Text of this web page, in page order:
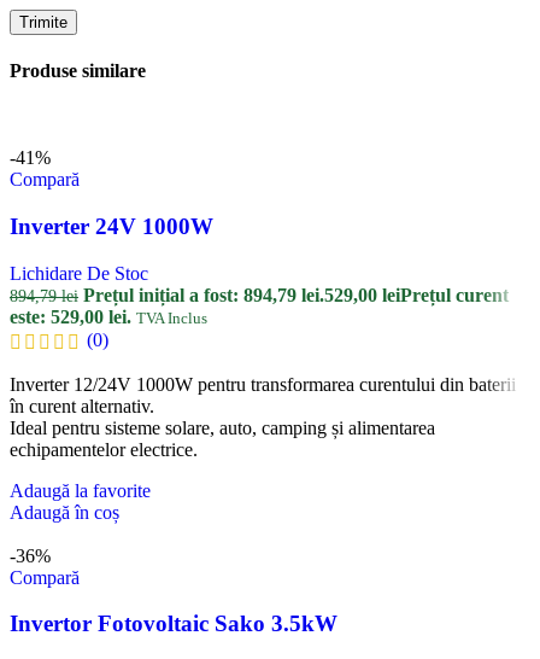
Produse similare
-41%
Compară
Inverter 24V 1000W
Lichidare De Stoc
894,79lei Prețul inițial a fost: 894,79 lei.529,00 leiPrețul curent
este: 529,00 lei. TVA Inclus
(0)
Inverter 12/24V 1000W pentru transformarea curentului din baterii
în curent alternativ.
Ideal pentru sisteme solare, auto, camping și alimentarea
echipamentelor electrice.
Adaugă la favorite
Adaugă în coș
-36%
Compară
Invertor Fotovoltaic Sako 3.5kW